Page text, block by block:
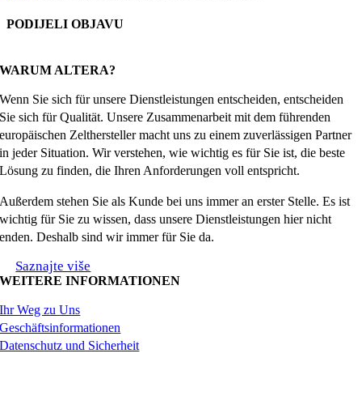
PODIJELI OBJAVU
WARUM ALTERA?
Wenn Sie sich für unsere Dienstleistungen entscheiden, entscheiden
Sie sich für Qualität. Unsere Zusammenarbeit mit dem führenden
europäischen Zelthersteller macht uns zu einem zuverlässigen Partner
in jeder Situation. Wir verstehen, wie wichtig es für Sie ist, die beste
Lösung zu finden, die Ihren Anforderungen voll entspricht.
Außerdem stehen Sie als Kunde bei uns immer an erster Stelle. Es ist
wichtig für Sie zu wissen, dass unsere Dienstleistungen hier nicht
enden. Deshalb sind wir immer für Sie da.
Saznajte više
WEITERE INFORMATIONEN
Ihr Weg zu Uns
Geschäftsinformationen
Datenschutz und Sicherheit